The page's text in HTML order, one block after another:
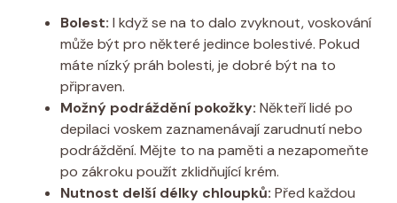
Bolest: I když se na to dalo zvyknout, voskování
může být pro některé jedince bolestivé. Pokud
máte nízký práh bolesti, je dobré být na to
připraven.
Možný podráždění pokožky: Někteří lidé po
depilaci voskem zaznamenávají zarudnutí nebo
podráždění. Mějte to na paměti a nezapomeňte
po zákroku použít zklidňující krém.
Nutnost delší délky chloupků: Před každou